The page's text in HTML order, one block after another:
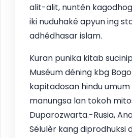
alit-alit, nuntên
iki nuduhaké apyun ing
adhêdhasar islam.
Kuran punika kitab
Muséum déning kbg
kapitadosan hindu
manungsa lan tokoh
Duparozwarta.-Rusia,
Sélulèr kang diprodhuksi